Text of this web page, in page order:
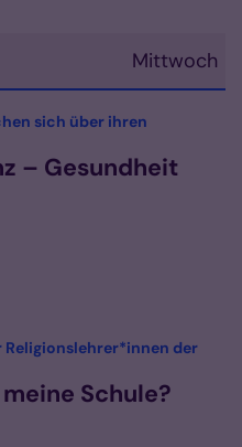
Mittwoch
sich über ihren
– Gesundheit
Religionslehrer*innen der
Schule?